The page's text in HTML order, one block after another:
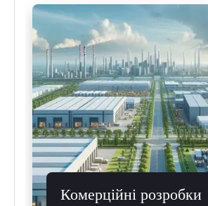
Комерційні розробки